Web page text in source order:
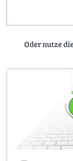
Oder nutze